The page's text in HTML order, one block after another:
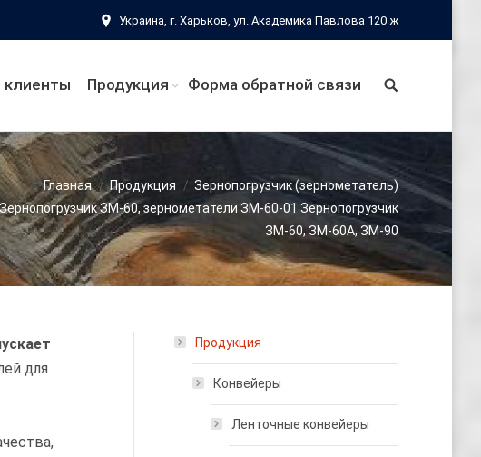
Украина, г. Харьков, ул. Академика Павлова 120 ж
Продукция Форма обратной связи
Главная Продукция
Зернопогрузчик (зернометатель)
Зернопогрузчик ЗМ-60, зернометатели ЗМ-60-01 Зернопогрузчик
ЗМ-60, ЗМ-60А, ЗМ-90
для
Продукция
Конвейеры
Ленточные конвейеры